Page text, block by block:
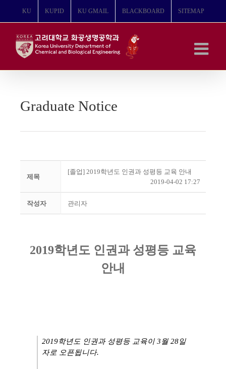
뛰
KU KUPID KU GMAIL BLACKBOARD SITEMAP
Graduate Notice
제목
[졸업] 2019학년도 인권과 성평등 교육 안내
2019-04-02 17:27
작성자 관리자
2019학년도 인권과 성평등 교육
안내
2019학년도 인권과 성평등 교육이 3월 28일
자로 오픈됩니다.